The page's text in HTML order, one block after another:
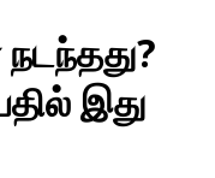
இது